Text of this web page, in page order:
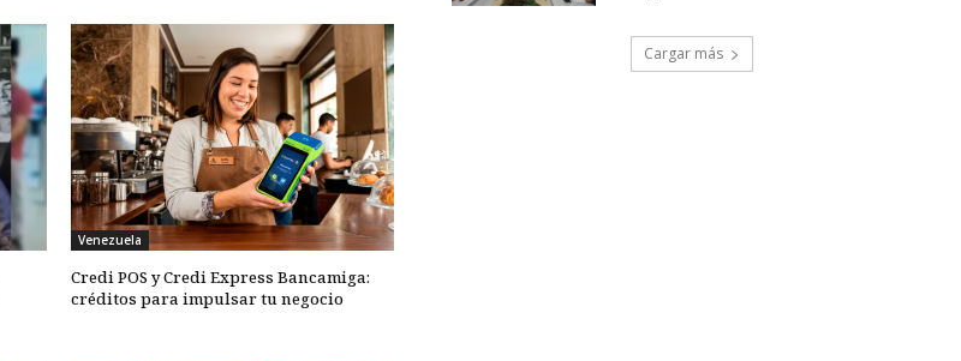
Venezuela
Credi POS y Credi Express Bancamiga:
créditos para impulsar tu negocio
Cargar más